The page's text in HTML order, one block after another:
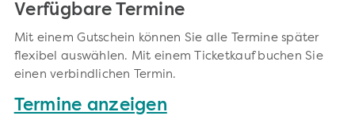
Verfügbare Termine
Mit einem Gutschein können Sie alle Termine später
flexibel auswählen. Mit einem Ticketkauf buchen Sie
einen verbindlichen Termin.
Termine anzeigen